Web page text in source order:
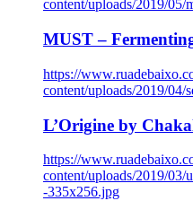
content/uploads/2019/
MUST –
https://
content/uploads/2019/04/
L’Origine by
https://
content/uploads/2019/03/
-335x256.jpg